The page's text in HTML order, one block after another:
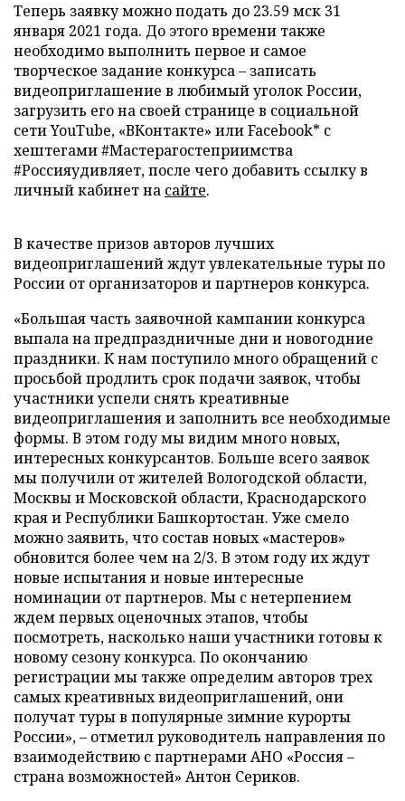
Теперь заявку можно подать до 23.59 мск 31
января 2021 года. До этого времени также
необходимо выполнить первое и самое
творческое задание конкурса – записать
видеоприглашение в любимый уголок России,
загрузить его на своей странице в социальной
сети YouTube, «ВКонтакте» или Facebook* с
хештегами #Мастерагостеприимства
#Россияудивляет, после чего добавить ссылку в
личный кабинет на сайте.
В качестве призов авторов лучших
видеоприглашений ждут увлекательные туры по
России от организаторов и партнеров конкурса.
«Большая часть заявочной кампании конкурса
выпала на предпраздничные дни и новогодние
праздники. К нам поступило много обращений с
просьбой продлить срок подачи заявок, чтобы
участники успели снять креативные
видеоприглашения и заполнить все необходимые
формы. В этом году мы видим много новых,
интересных конкурсантов. Больше всего заявок
мы получили от жителей Вологодской области,
Москвы и Московской области, Краснодарского
края и Республики Башкортостан. Уже смело
можно заявить, что состав новых «мастеров»
обновится более чем на 2/3. В этом году их ждут
новые испытания и новые интересные
номинации от партнеров. Мы с нетерпением
ждем первых оценочных этапов, чтобы
посмотреть, насколько наши участники готовы к
новому сезону конкурса. По окончанию
регистрации мы также определим авторов трех
самых креативных видеоприглашений, они
получат туры в популярные зимние курорты
России», – отметил руководитель направления по
взаимодействию с партнерами АНО «Россия –
страна возможностей» Антон Сериков.